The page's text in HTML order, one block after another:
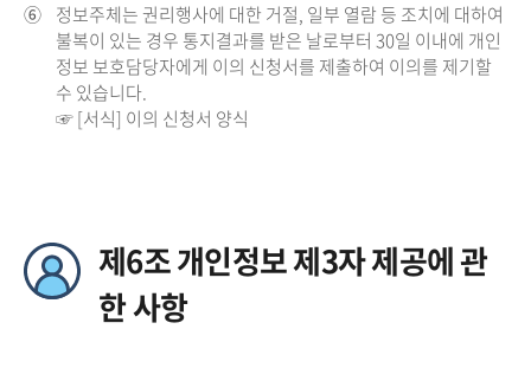
⑥ 정보주체는 권리행사에 대한 거절, 일부 열람 등 조치에 대하여
불복이 있는 경우 통지결과를 받은 날로부터 30일 이내에 개인
정보 보호담당자에게 이의 신청서를 제출하여 이의를 제기할
수 있습니다.
☞ [서식] 이의 신청서 양식
제6조 개인정보 제3자 제공에 관
한 사항